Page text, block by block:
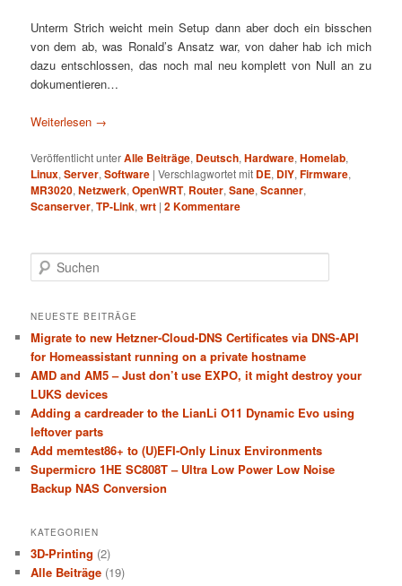
Unterm Strich weicht mein Setup dann aber doch ein bisschen
von dem ab, was Ronald’s Ansatz war, von daher hab ich mich
dazu entschlossen, das noch mal neu komplett von Null an zu
dokumentieren…
Weiterlesen →
Veröffentlicht unterAlle Beiträge, Deutsch,Hardware,Homelab,
Linux,Server,Software |Verschlagwortet mit DE, DIY,Firmware,
MR3020,Netzwerk,OpenWRT, Router,Sane,Scanner,
Scanserver,TP-Link,wrt |2Kommentare
u
h
n
NEUESTE BEITRÄGE
Migrate to new Hetzner-Cloud-DNS Certificates via DNS-API
for Homeassistant running on a private hostname
AMD and AM5 – Just don’t use EXPO, it might destroy your
LUKS devices
Adding a cardreader to the LianLi O11 Dynamic Evo using
leftover parts
Add memtest86+ to (U)EFI-Only Linux Environments
Supermicro 1HE SC808T – Ultra Low Power Low Noise
Backup NAS Conversion
KATEGORIEN
3D-Printing (2)
Alle Beiträge (19)